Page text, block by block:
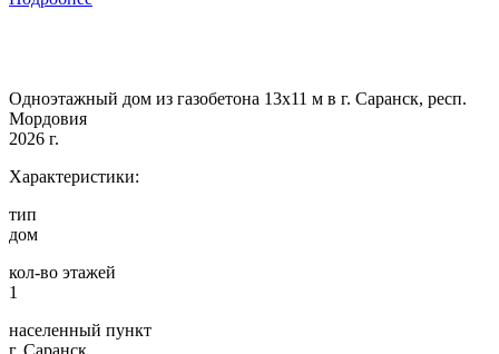
Одноэтажный дом из газобетона 13х11 м в г. Саранск, респ.
Мордовия
2026 г.
Характеристики:
тип
дом
кол-во этажей
1
населенный пункт